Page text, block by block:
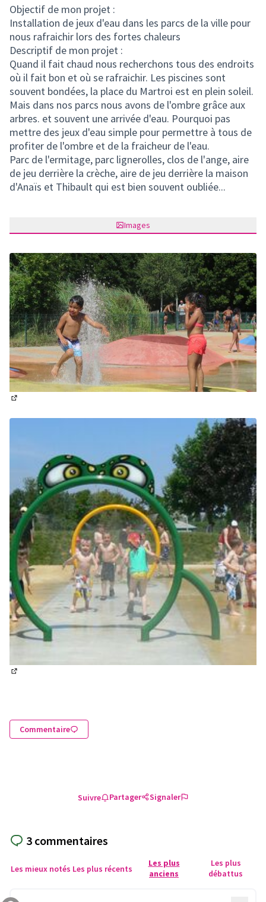
Objectif de mon projet :
Installation de jeux d'eau dans les parcs de la ville pour
nous rafraichir lors des fortes chaleurs
Descriptif de mon projet :
Quand il fait chaud nous recherchons tous des endroits
où il fait bon et où se rafraichir. Les piscines sont
souvent bondées, la place du Martroi est en plein soleil.
Mais dans nos parcs nous avons de l'ombre grâce aux
arbres. et souvent une arrivée d'eau. Pourquoi pas
mettre des jeux d'eau simple pour permettre à tous de
profiter de l'ombre et de la fraicheur de l'eau.
Parc de l'ermitage, parc lignerolles, clos de l'ange, aire
de jeu derrière la crèche, aire de jeu derrière la maison
d'Anaïs et Thibault qui est bien souvent oubliée...
Images
Commentaire
Suivre Partager Signaler
3 commentaires
Les mieux notés Les plus récents
Les plus
anciens
Les plus
débattus